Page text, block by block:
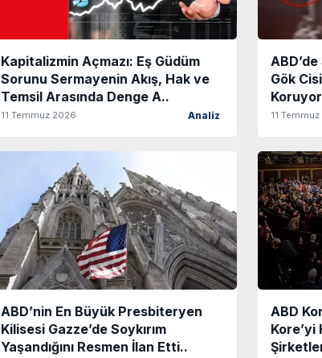
Kapitalizmin Açmazı: Eş Güdüm
Sorunu Sermayenin Akış, Hak ve
Temsil Arasında Denge A..
11 Temmuz 2026 Analiz
Gök
11
ABD’nin En Büyük Presbiteryen
Kilisesi Gazze’de Soykırım
Yaşandığını Resmen İlan Etti..
ABD
Kore’yi